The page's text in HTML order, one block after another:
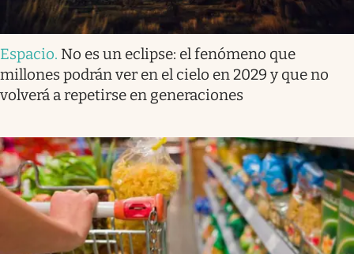
Espacio. No es un eclipse: el fenómeno que
millones podrán ver en el cielo en 2029 y que no
volverá a repetirse en generaciones